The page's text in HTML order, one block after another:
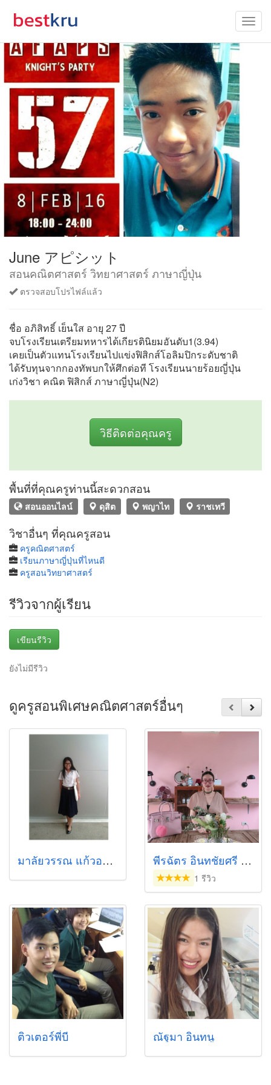
June アピシット
สอนคณิตศาสตร์ วิทยาศาสตร์ ภาษาญี่ปุ่น
ตรวจสอบโปรไฟล์แล้ว
ชื่อ อภิสิทธิ์ เย็นใส อายุ 27 ปี
จบโรงเรียนเตรียมทหารได้เกียรตินิยมอันดับ1(3.94)
เคยเป็นตัวแทนโรงเรียนไปแข่งฟิสิกส์โอลิมปิกระดับชาติ
ได้รับทุนจากกองทัพบกให้ศึกต่อที โรงเรียนนายร้อยญี่ปุ่น
เก่งวิชา คณิต ฟิสิกส์ ภาษาญี่ปุ่น(N2)
วิธีติดต่อคุณครู
พื้นที่ที่คุณครูท่านนี้สะดวกสอน
สอนออนไลน์ ดุสิต พญาไท ราชเทวี
วิชาอื่นๆ ที่คุณครูสอน
ครูคณิตศาสตร์
เรียนภาษาญี่ปุ่นที่ไหนดี
ครูสอนวิทยาศาสตร์
รีวิวจากผู้เรียน
เขียนรีวิว
ยังไม่มีรีวิว
ดูครูสอนพิเศษคณิตศาสตร์อื่นๆ
มาลัยวรรณ แก้วอาสา พีรฉัตร อินทชัยศรี (ขวัญ)
1 รีวิว
ติวเตอร์พี่บี ณัฐมา อินทนู